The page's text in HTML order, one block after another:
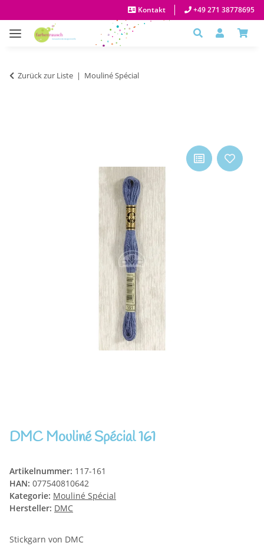
Kontakt +49 271 38778695
Zurück zur Liste Mouliné Spécial
DMC Mouliné Spécial 161
Artikelnummer: 117-161
HAN: 077540810642
Kategorie: Mouliné Spécial
Hersteller: DMC
Stickgarn von DMC